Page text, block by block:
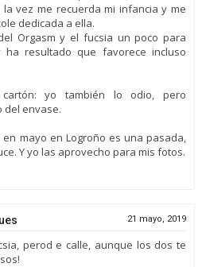
vez me recuerda mi infancia y me
dedicada a ella.
Orgasm y el fucsia un poco para
ha resultado que favorece incluso
yo también lo odio, pero
del envase.
mayo en Logroño es una pasada,
Y yo las aprovecho para mis fotos.
21 mayo, 2019
perod e calle, aunque los dos te